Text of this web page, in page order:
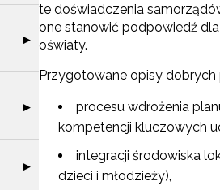
Rozwiń sekcję "Szkolenia i doradztwo
▶
Rozwiń sekcję "Tworzenie e-materiałów
▶
Rozwiń sekcję "Tworzenie e-zasobów do
▶
te doświadczenia
one stanowić podpowiedź
oświaty.
Przygotowane opisy
procesu wdrożenia
kompetencji kluczowych
integracji środowiska
dzieci i młodzieży),